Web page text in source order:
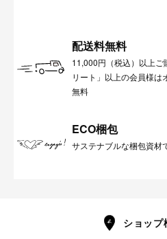
配送料無料
11,000円（税込）以上ご
リート」以上の会員様は
無料
ECO梱包
サステナブルな梱包資材
ショップ